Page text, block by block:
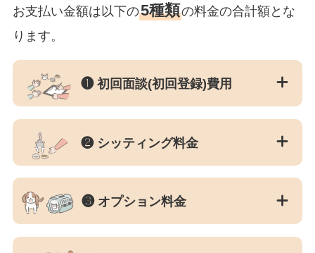
お支払い金額は以下の5種類の料金の合計額とな
ります。
❶ 初回面談(初回登録)費用
❷ シッティング料金
❸ オプション料金